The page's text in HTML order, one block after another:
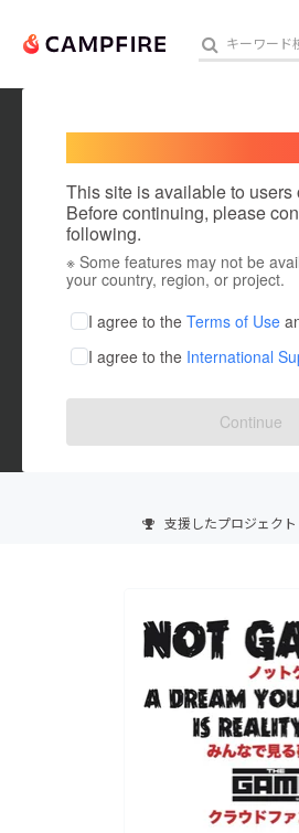
人気のプ
アート
テクノ
映像・
ビジネ
まちづ
This site is available to users
Before continuing, please
following.
※ Some features may not be
your country, region, or project.
I agree to the Terms of Use
I agree to the International
Continue
支援したプロジェクト